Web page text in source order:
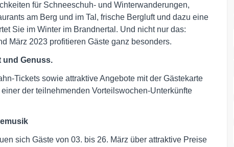
für Schneeschuh- und Winterwanderungen,
am Berg und im Tal, frische Bergluft und dazu eine
Sie im Winter im Brandnertal. Und nicht nur das:
März 2023 profitieren Gäste ganz besonders.
und Genuss.
Tickets sowie attraktive Angebote mit der Gästekarte
der teilnehmenden Vorteilswochen-Unterkünfte
sich Gäste von 03. bis 26. März über attraktive Preise